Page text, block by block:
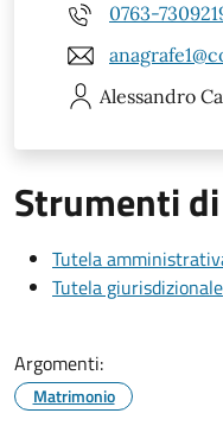
0763-
Alessandro
Strumenti
Tutela
Tutela giurisdizionale
Argomenti:
Matrimonio